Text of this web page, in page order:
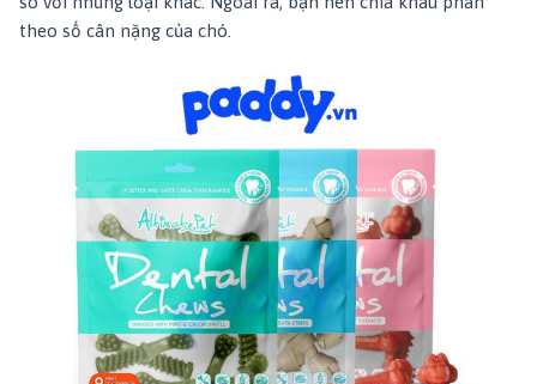
theo số cân nặng của chó.